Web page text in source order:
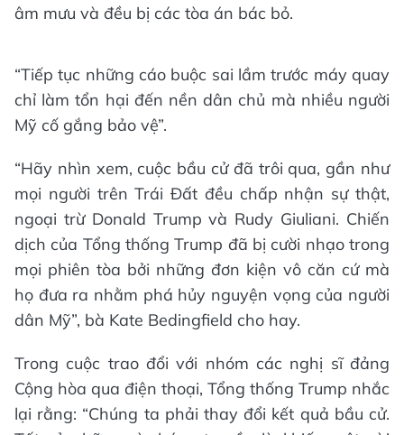
âm mưu và đều bị các tòa án bác bỏ.
“Tiếp tục những cáo buộc sai lầm trước máy quay
chỉ làm tổn hại đến nền dân chủ mà nhiều người
Mỹ cố gắng bảo vệ”.
“Hãy nhìn xem, cuộc bầu cử đã trôi qua, gần như
mọi người trên Trái Đất đều chấp nhận sự thật,
ngoại trừ Donald Trump và Rudy Giuliani. Chiến
dịch của Tổng thống Trump đã bị cười nhạo trong
mọi phiên tòa bởi những đơn kiện vô căn cứ mà
họ đưa ra nhằm phá hủy nguyện vọng của người
dân Mỹ”, bà Kate Bedingfield cho hay.
Trong cuộc trao đổi với nhóm các nghị sĩ đảng
Cộng hòa qua điện thoại, Tổng thống Trump nhắc
lại rằng: “Chúng ta phải thay đổi kết quả bầu cử.